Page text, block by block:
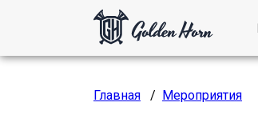
Главная / Мероприятия